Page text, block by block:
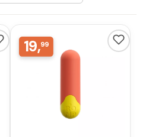
19,99